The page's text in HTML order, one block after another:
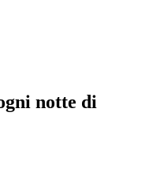
notte di